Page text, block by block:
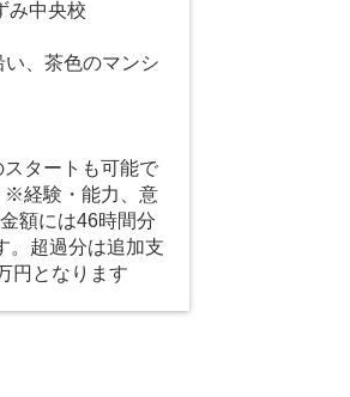
み中央校
、茶色のマンシ
タートも可能で
※経験・能力、意
額には46時間分
。超過分は追加支
円となります